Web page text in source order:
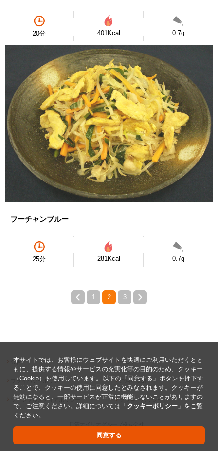
20分 401Kcal 0.7g
フーチャンプルー
25分 281Kcal 0.7g
1 2 3
公告 ヘルプ
プライバシーポリシー ご利用規約
ソーシャルメディアポリシー クッキーポリシー
Copyright ©2026 The Nisshin OilliO Group, Ltd.
本サイトでは、お客様にウェブサイトを快適にご利用いただくとと
もに、提供する情報やサービスの充実化等の目的のため、クッキー
（Cookie）を使用しています。以下の「同意する」ボタンを押下す
ることで、クッキーの使用に同意したとみなされます。クッキーが
無効になると、一部サービスが正常に機能しないことがありますの
で、ご注意ください。詳細については「クッキーポリシー」をご覧
ください。
同意する